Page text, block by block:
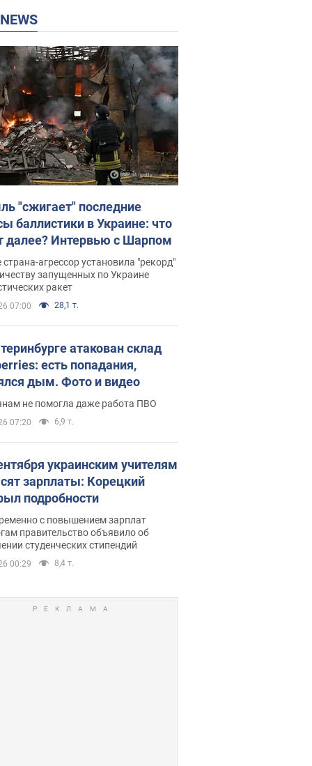
NEWS
"сжигает" последние
баллистики в Украине: что
далее? Интервью с Шарпом
агрессор установила "рекорд"
запущенных по Украине
ракет
07:00 28,1 т.
атакован склад
есть попадания,
дым. Фото и видео
не помогла даже работа ПВО
07:20 6,9 т.
украинским учителям
зарплаты: Корецкий
подробности
с повышением зарплат
правительство объявило об
студенческих стипендий
00:29 8,4 т.